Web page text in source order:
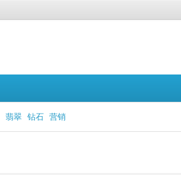
翡翠 钻石 营销